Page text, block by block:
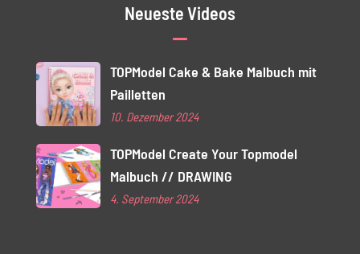
Neueste Videos
TOPModel Cake & Bake Malbuch mit
Pailletten
10. Dezember 2024
TOPModel Create Your Topmodel
Malbuch // DRAWING
4. September 2024